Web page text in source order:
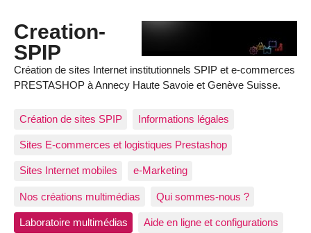
Creation-
SPIP
Création de sites Internet institutionnels SPIP et e-commerces
PRESTASHOP à Annecy Haute Savoie et Genève Suisse.
Création de sites SPIP Informations légales
Sites E-commerces et logistiques Prestashop
Sites Internet mobiles e-Marketing
Nos créations multimédias Qui sommes-nous ?
Laboratoire multimédias Aide en ligne et configurations